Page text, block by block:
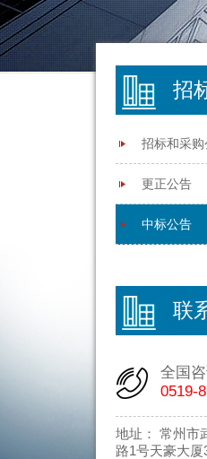
招
招标和采购
更正公告
中标公告
联
全国
0519-
地址： 常州市
路1号天豪大厦